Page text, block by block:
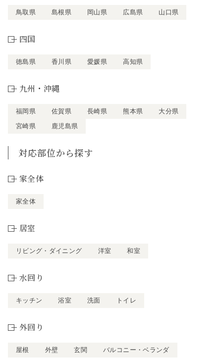
鳥取県 島根県 岡山県 広島県 山口県
四国
徳島県 香川県 愛媛県 高知県
九州・沖縄
福岡県 佐賀県 長崎県 熊本県
大分県
宮崎県
鹿児島県
対応部位から探す
家全体
家全体
居室
リビング・ダイニング 洋室 和室
水回り
キッチン 浴室 洗面 トイレ
外回り
屋根 外壁 玄関 バルコニー・ベランダ